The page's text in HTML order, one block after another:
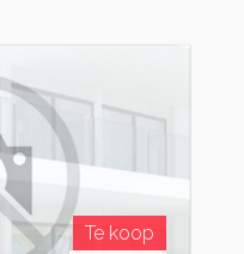
Te koop